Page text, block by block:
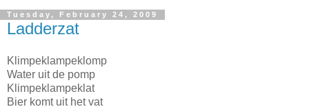
Tuesday, February 24, 2009
Ladderzat
Klimpeklampeklomp
Water uit de pomp
Klimpeklampeklat
Bier komt uit het vat